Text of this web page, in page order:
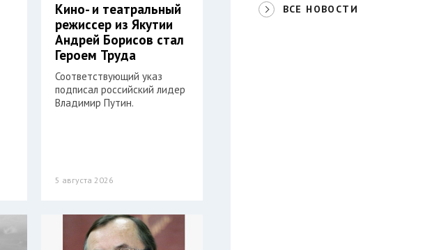
Кино- и театральный
режиссер из Якутии
Андрей Борисов стал
Героем Труда
Соответствующий указ
подписал российский лидер
Владимир Путин.
5 августа 2026
ВСЕ НОВОСТИ